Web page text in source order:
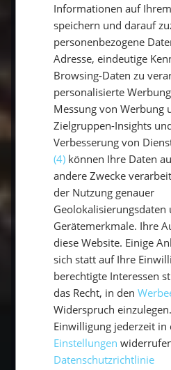
Viel Platz:Zwei
Deck bieten
Sonnenliegeflächen.
Geringer Tiefgang:
Ankerbuchten und
Ruhig vor Ankerund
Raumkursen.
Die Nachteile
Höhere Kosten:
Liegeplatzgebühren
oft knapp.
Weniger Höhe am
weniger "sportliches"
Yacht.
Größere Breite:nicht
passende Plätze.
Informationen auf
speichern und darauf
personenbezogene
Adresse, eindeutige
Browsing-Daten zu
personalisierte
Messung von Werbung
Zielgruppen-Insights
Verbesserung von
(4) können Ihre Daten
andere Zwecke
der Nutzung genauer
Geolokalisierungsdaten
Gerätemerkmale. Ihre
diese Website. Einige
sich statt auf Ihre
berechtigte Interessen
das Recht, in den
Widerspruch
Einwilligung jederzeit in
Einstellungen
Datenschutzrichtlinie